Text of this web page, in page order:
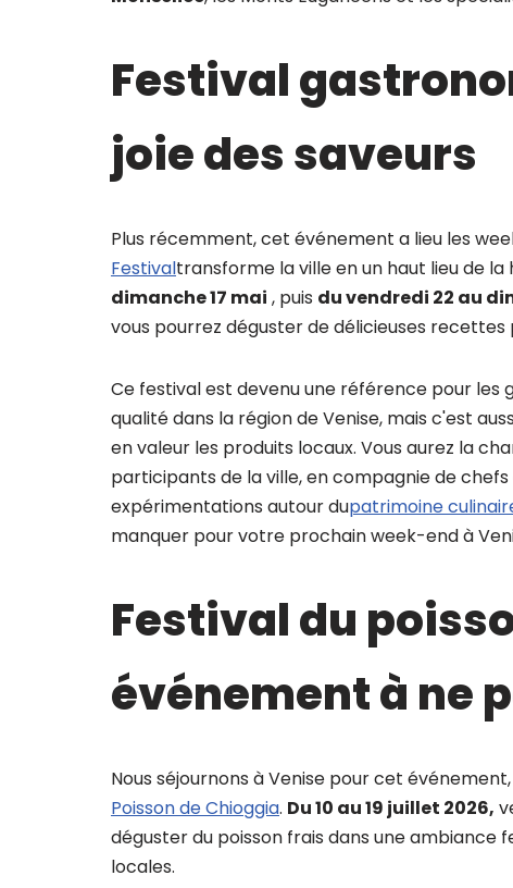
Festival
joie des saveurs
Plus récemment, cet événement a lieu les
Festivaltransforme la ville en un haut lieu de
dimanche 17 mai , puis du vendredi 22 au
vous pourrez déguster de délicieuses
Ce festival est devenu une référence pour
qualité dans la région de Venise, mais c'est
en valeur les produits locaux. Vous aurez la
participants de la ville, en compagnie de
expérimentations autour dupatrimoine
manquer pour votre prochain week-end à
Festival du
événement à ne
Nous séjournons à Venise pour cet
Poisson de Chioggia. Du 10 au 19 juillet 2026,
déguster du poisson frais dans une
locales.